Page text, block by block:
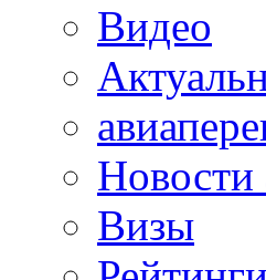
Видео
Новости
Визы